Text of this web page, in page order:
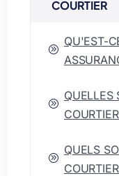
COURTIER
A
QU'EST-
A
QUELLES
A
QUELS